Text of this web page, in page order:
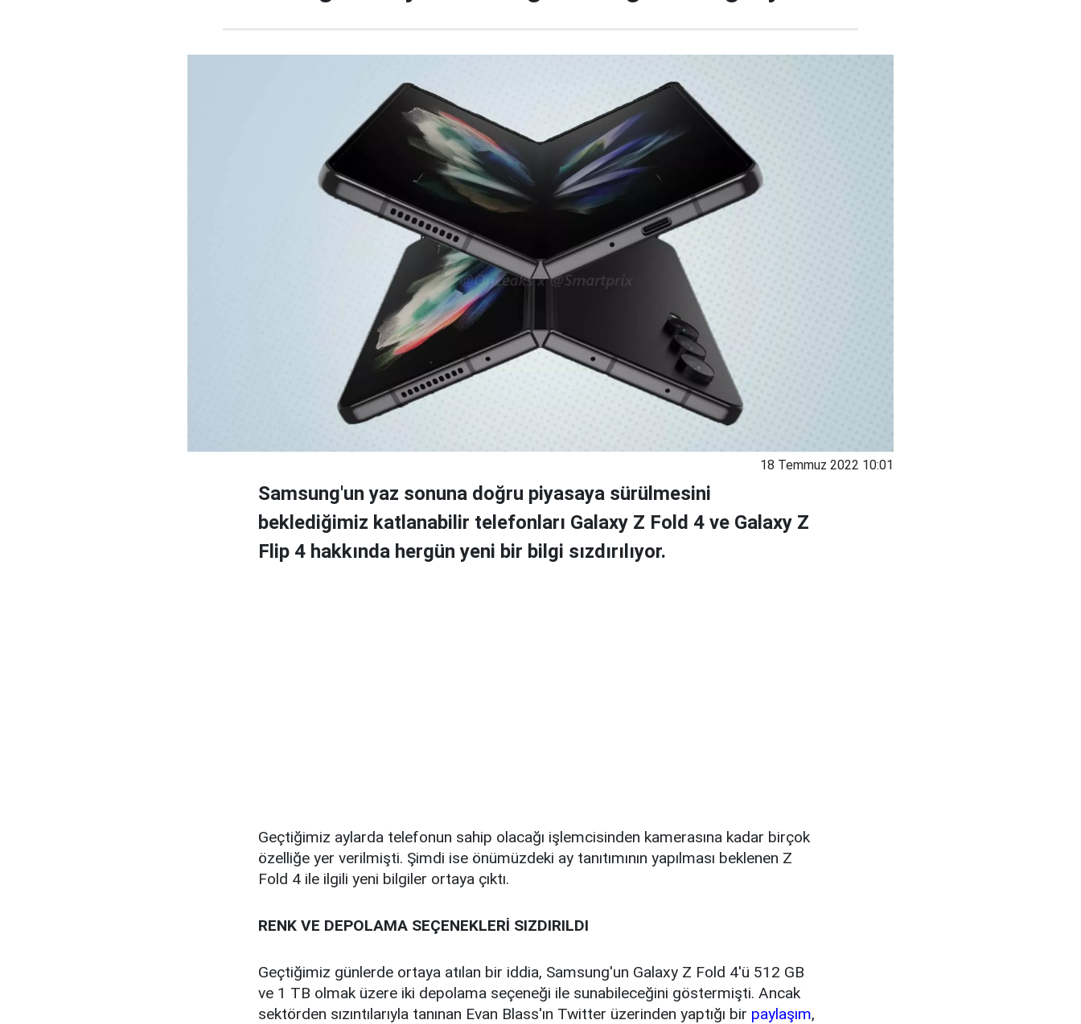
18 Temmuz 2022 10:01
Samsung'un yaz sonuna doğru piyasaya sürülmesini
beklediğimiz katlanabilir telefonları Galaxy Z Fold 4 ve Galaxy Z
Flip 4 hakkında hergün yeni bir bilgi sızdırılıyor.
Geçtiğimiz aylarda telefonun sahip olacağı işlemcisinden kamerasına kadar birçok
özelliğe yer verilmişti. Şimdi ise önümüzdeki ay tanıtımının yapılması beklenen Z
Fold 4 ile ilgili yeni bilgiler ortaya çıktı.
RENK VE DEPOLAMA SEÇENEKLERİ SIZDIRILDI
Geçtiğimiz günlerde ortaya atılan bir iddia, Samsung'un Galaxy Z Fold 4'ü 512 GB
ve 1 TB olmak üzere iki depolama seçeneği ile sunabileceğini göstermişti. Ancak
sektörden sızıntılarıyla tanınan Evan Blass'ın Twitter üzerinden yaptığı bir paylaşım,